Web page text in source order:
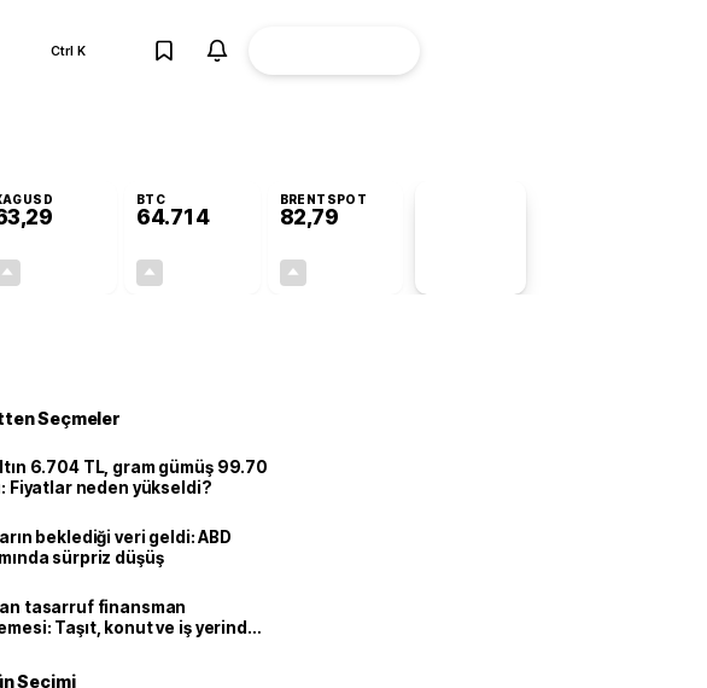
Ctrl K
BTC
64.714
BRENTSPOT
82,79
Seçmeler
6.704 TL, gram gümüş 99.70
Fiyatlar neden yükseldi?
beklediği veri geldi: ABD
sürpriz düşüş
tasarruf finansman
Taşıt, konut ve iş yerinde
Seçimi